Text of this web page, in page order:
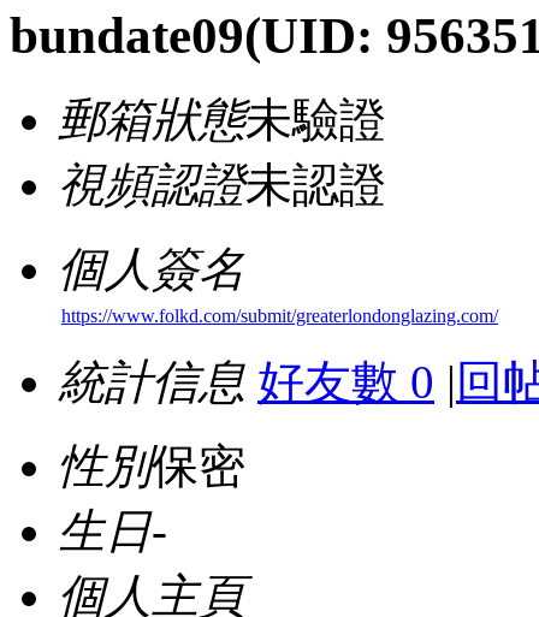
bundate09(UID:
郵箱狀態未驗證
視頻認證未認證
個人簽名
https://www.folkd.com/submit/greaterlondonglazing.com/
統計信息 好友數 0 | 回
性別保密
生日-
個人主頁